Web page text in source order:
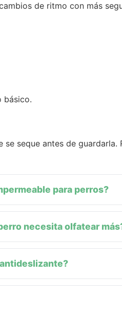
de ritmo con más
básico.
seque antes de
para perros?
necesita olfatear